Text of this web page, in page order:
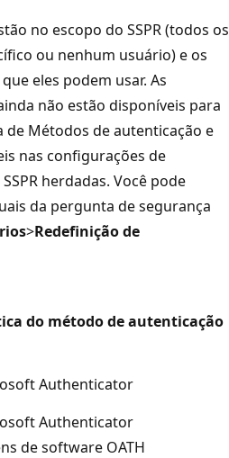
no escopo do SSPR (todos os
ou nenhum usuário) e os
eles podem usar. As
não estão disponíveis para
Métodos de autenticação e
nas configurações de
herdadas. Você pode
da pergunta de segurança
>Redefinição de
do método de autenticação
Authenticator
Authenticator
de software OATH